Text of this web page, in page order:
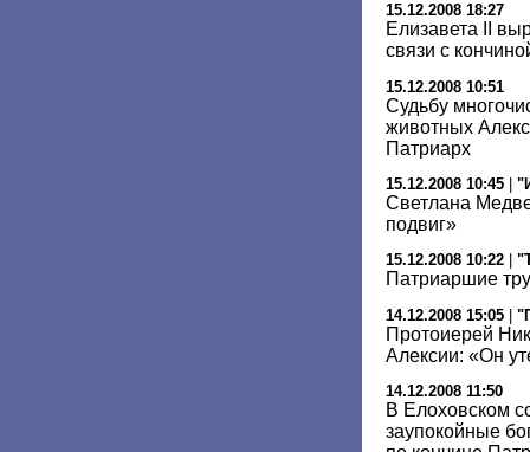
15.12.2008 18:27
Елизавета II
связи с
15.12.2008 10:51
Судьбу
животных
Патриарх
15.12.2008 10:45
Светлана
подвиг»
15.12.2008 10:22
Патриаршие
14.12.2008 15:05 |
Протоиерей
Алексии: «Он
14.12.2008 11:50
В Елоховском
заупокойные